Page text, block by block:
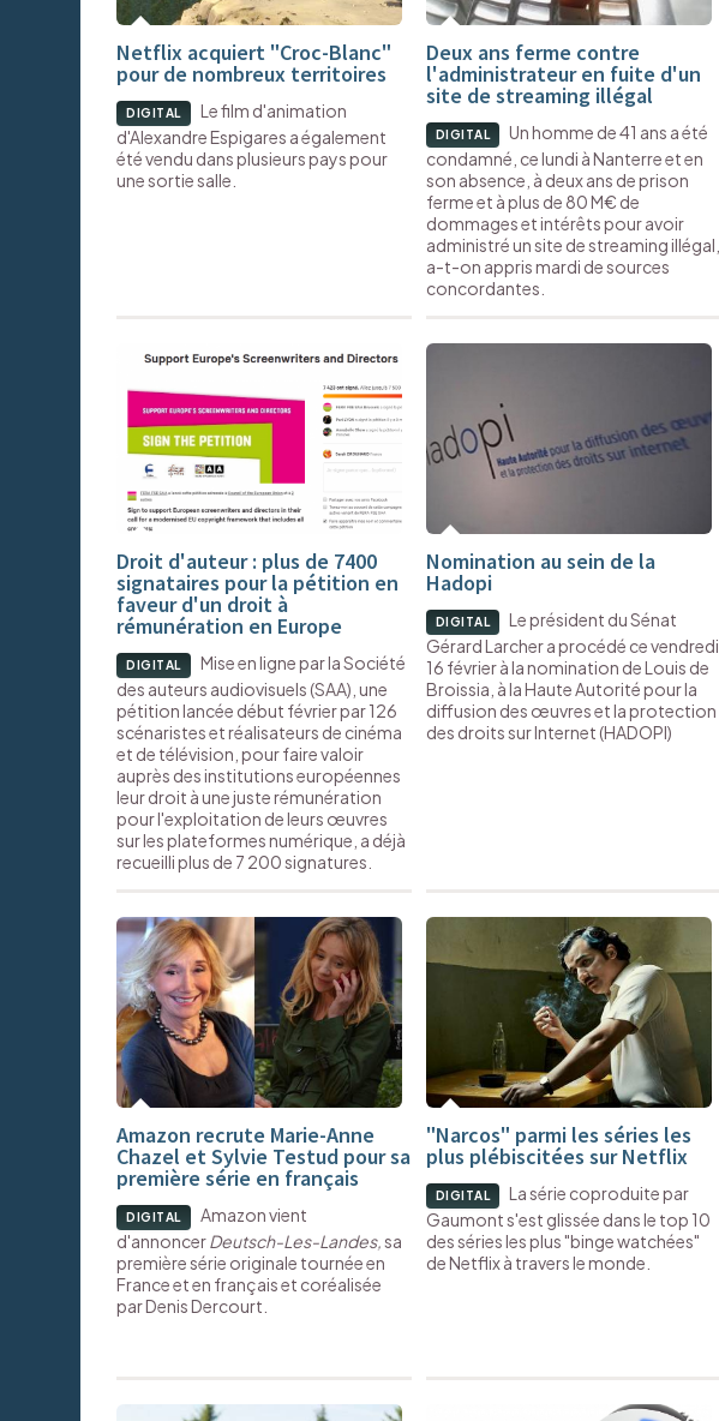
Netflix acquiert "Croc-Blanc"
pour de nombreux territoires
DIGITAL
Le film d'animation
d'Alexandre Espigares a également
été vendu dans plusieurs pays pour
une sortie salle.
Deux ans ferme contre
l'administrateur en fuite d'un
site de streaming illégal
DIGITAL
Un homme de 41 ans a été
condamné, ce lundi à Nanterre et en
son absence, à deux ans de prison
ferme et à plus de 80 M€ de
dommages et intérêts pour avoir
administré un site de streaming illégal,
a-t-on appris mardi de sources
concordantes.
Droit d'auteur : plus de 7400
signataires pour la pétition en
faveur d'un droit à
rémunération en Europe
DIGITAL
Mise en ligne par la Société
des auteurs audiovisuels (SAA), une
pétition lancée début février par 126
scénaristes et réalisateurs de cinéma
et de télévision, pour faire valoir
auprès des institutions européennes
leur droit à une juste rémunération
pour l'exploitation de leurs œuvres
sur les plateformes numérique, a déjà
recueilli plus de 7 200 signatures.
Nomination au sein de la
Hadopi
DIGITAL
Le président du Sénat
Gérard Larcher a procédé ce vendredi
16 février à la nomination de Louis de
Broissia, à la Haute Autorité pour la
diffusion des œuvres et la protection
des droits sur Internet (HADOPI)
Amazon recrute Marie-Anne
Chazel et Sylvie Testud pour sa
première série en français
DIGITAL
Amazon vient
d'annoncerDeutsch-Les-Landes,sa
première série originale tournée en
France et en français et coréalisée
par Denis Dercourt.
"Narcos" parmi les séries les
plus plébiscitées sur Netflix
DIGITAL
La série coproduite par
Gaumont s'est glissée dans le top 10
des séries les plus "binge watchées"
de Netflix à travers le monde.